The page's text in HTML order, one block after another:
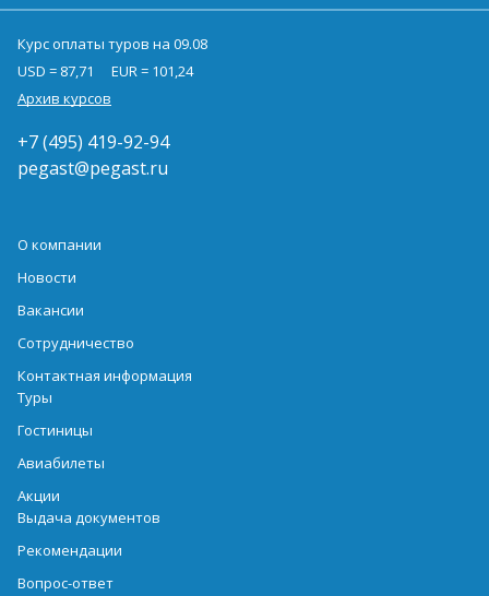
Курс оплаты туров на 09.08
USD = 87,71
EUR = 101,24
Архив курсов
+7 (495) 419-92-94
pegast@pegast.ru
О компании
Новости
Вакансии
Сотрудничество
Контактная информация
Туры
Гостиницы
Авиабилеты
Акции
Выдача документов
Рекомендации
Вопрос-ответ